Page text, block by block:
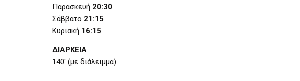
Παρασκευή 20:30
Σάββατο 21:15
Κυριακή 16:15
ΔΙΑΡΚΕΙΑ
140′ (με διάλειμμα)